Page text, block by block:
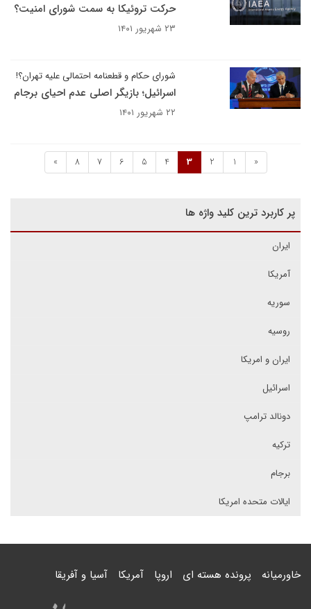
حرکت تروئیکا به سمت شورای امنیت؟
۲۳ شهریور ۱۴۰۱
شورای حکام و قطعنامه احتمالی علیه تهران؟!
اسرائیل؛ بازیگر اصلی عدم احیای برجام
۲۲ شهریور ۱۴۰۱
«
1
2
3
4
5
6
7
8
»
پر کاربرد ترین کلید واژه ها
ایران
آمریکا
سوریه
روسیه
ایران و امریکا
اسرائیل
دونالد ترامپ
ترکیه
برجام
ایالات متحده امریکا
خاورمیانه پرونده هسته ای اروپا آمریکا آسیا و آفریقا